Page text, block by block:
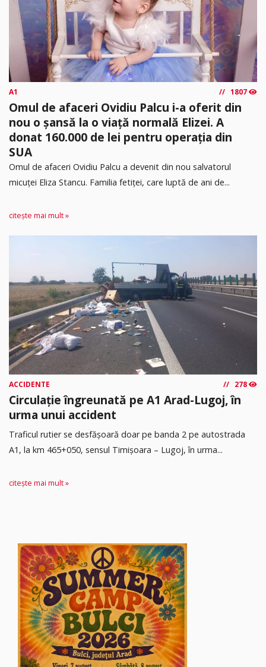
A1 1807
Omul de afaceri Ovidiu Palcu i-a oferit din
nou o șansă la o viață normală Elizei. A
donat 160.000 de lei pentru operația din
SUA
Omul de afaceri Ovidiu Palcu a devenit din nou salvatorul
micuței Eliza Stancu. Familia fetiței, care luptă de ani de...
citește mai mult »
ACCIDENTE 278
Circulație îngreunată pe A1 Arad-Lugoj, în
urma unui accident
Traficul rutier se desfășoară doar pe banda 2 pe autostrada
A1, la km 465+050, sensul Timişoara – Lugoj, în urma...
citește mai mult »